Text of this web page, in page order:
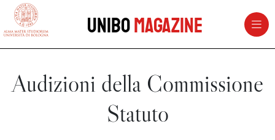
vai al contenuto della pagina
UniboMagazine
Audizioni della Commissione
Statuto